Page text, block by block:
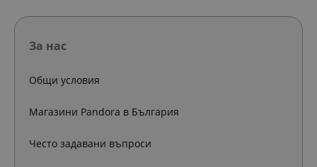
За нас
Общи условия
Магазини Pandora в България
Често задавани въпроси